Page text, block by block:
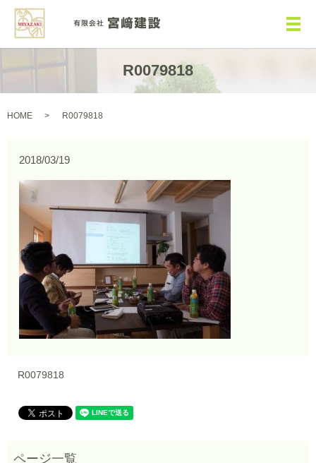
メ
R0079818
HOME R0079818
2018/03/19
R0079818